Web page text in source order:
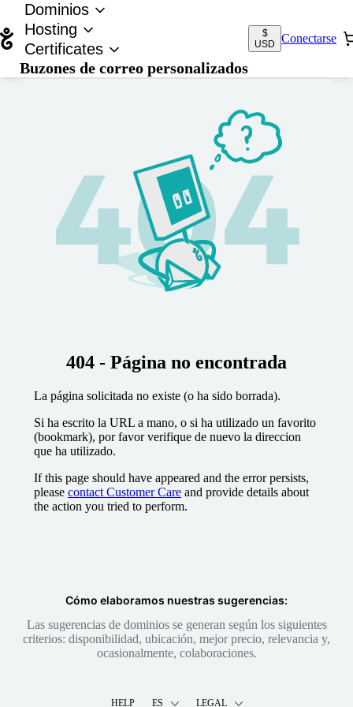
Dominios
Hosting
Certificates
Buzones de correo personalizados
$
USD
Conectarse
404 - Página no encontrada
La página solicitada no existe (o ha sido borrada).
Si ha escrito la URL a mano, o si ha utilizado un favorito
(bookmark), por favor verifique de nuevo la direccion
que ha utilizado.
If this page should have appeared and the error persists,
please contact Customer Care and provide details about
the action you tried to perform.
Cómo elaboramos nuestras sugerencias:
Las sugerencias de dominios se generan según los siguientes
criterios: disponibilidad, ubicación, mejor precio, relevancia y,
ocasionalmente, colaboraciones.
HELP ES LEGAL